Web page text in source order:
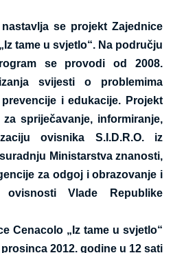
se projekt Zajednice
tame u svjetlo“. Na području
se provodi od 2008.
svijesti o problemima
i edukacije. Projekt
spriječavanje, informiranje,
ovisnika S.I.D.R.O. iz
Ministarstva znanosti,
za odgoj i obrazovanje i
Vlade Republike
„Iz tame u svjetlo“
2012. godine u 12 sati